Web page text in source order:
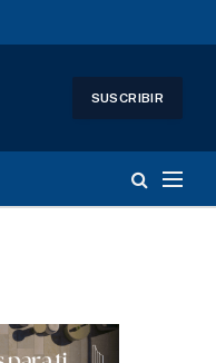
SUSCRIBIR